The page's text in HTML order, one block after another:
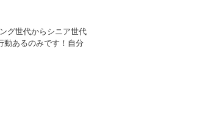
グ世代からシニア世代
動あるのみです！自分